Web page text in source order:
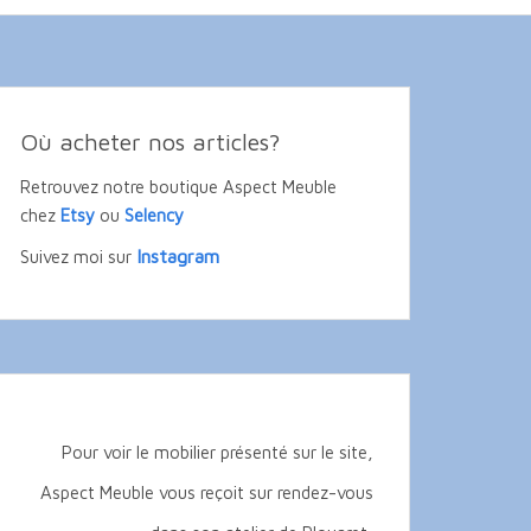
Où acheter nos articles?
Retrouvez notre boutique Aspect Meuble
chez Etsy ou Selency
Suivez moi sur Instagram
Pour voir le mobilier présenté sur le site,
Aspect Meuble vous reçoit sur rendez-vous